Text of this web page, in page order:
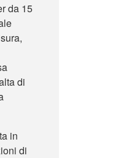
da 15
di
in
di